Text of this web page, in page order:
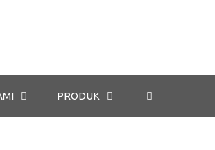
PRODUK